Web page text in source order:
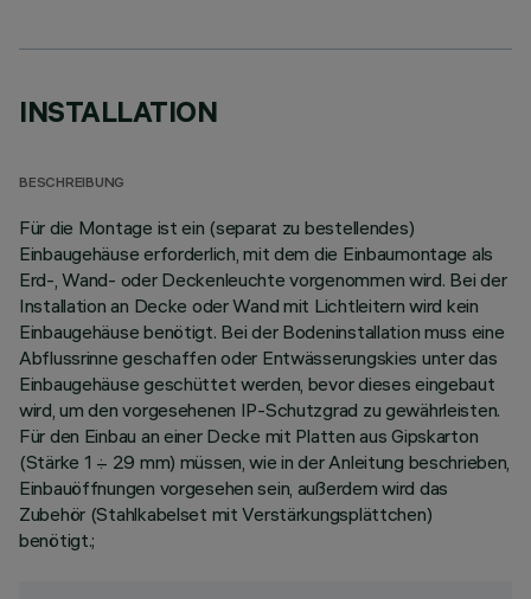
INSTALLATION
BESCHREIBUNG
Für die Montage ist ein (separat zu bestellendes)
Einbaugehäuse erforderlich, mit dem die Einbaumontage als
Erd-, Wand- oder Deckenleuchte vorgenommen wird. Bei der
Installation an Decke oder Wand mit Lichtleitern wird kein
Einbaugehäuse benötigt. Bei der Bodeninstallation muss eine
Abflussrinne geschaffen oder Entwässerungskies unter das
Einbaugehäuse geschüttet werden, bevor dieses eingebaut
wird, um den vorgesehenen IP-Schutzgrad zu gewährleisten.
Für den Einbau an einer Decke mit Platten aus Gipskarton
(Stärke 1 ÷ 29 mm) müssen, wie in der Anleitung beschrieben,
Einbauöffnungen vorgesehen sein, außerdem wird das
Zubehör (Stahlkabelset mit Verstärkungsplättchen)
benötigt.;